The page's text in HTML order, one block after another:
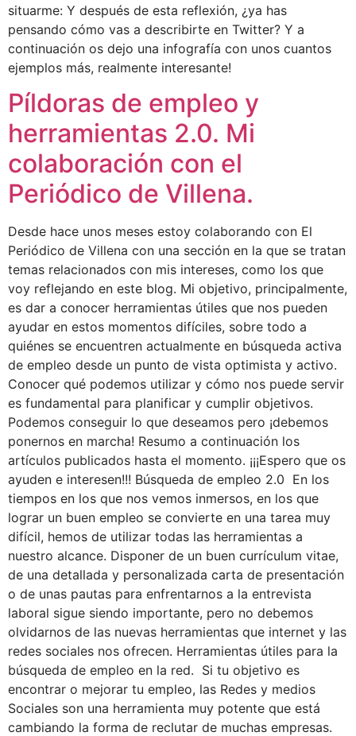
situarme: Y después de esta reflexión, ¿ya has
pensando cómo vas a describirte en Twitter? Y a
continuación os dejo una infografía con unos cuantos
ejemplos más, realmente interesante!
Píldoras de empleo y
herramientas 2.0. Mi
colaboración con el
Periódico de Villena.
Desde hace unos meses estoy colaborando con El
Periódico de Villena con una sección en la que se tratan
temas relacionados con mis intereses, como los que
voy reflejando en este blog. Mi objetivo, principalmente,
es dar a conocer herramientas útiles que nos pueden
ayudar en estos momentos difíciles, sobre todo a
quiénes se encuentren actualmente en búsqueda activa
de empleo desde un punto de vista optimista y activo.
Conocer qué podemos utilizar y cómo nos puede servir
es fundamental para planificar y cumplir objetivos.
Podemos conseguir lo que deseamos pero ¡debemos
ponernos en marcha! Resumo a continuación los
artículos publicados hasta el momento. ¡¡¡Espero que os
ayuden e interesen!!! Búsqueda de empleo 2.0 En los
tiempos en los que nos vemos inmersos, en los que
lograr un buen empleo se convierte en una tarea muy
difícil, hemos de utilizar todas las herramientas a
nuestro alcance. Disponer de un buen currículum vitae,
de una detallada y personalizada carta de presentación
o de unas pautas para enfrentarnos a la entrevista
laboral sigue siendo importante, pero no debemos
olvidarnos de las nuevas herramientas que internet y las
redes sociales nos ofrecen. Herramientas útiles para la
búsqueda de empleo en la red. Si tu objetivo es
encontrar o mejorar tu empleo, las Redes y medios
Sociales son una herramienta muy potente que está
cambiando la forma de reclutar de muchas empresas.